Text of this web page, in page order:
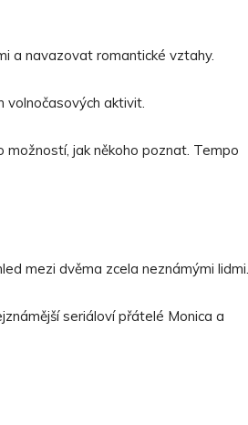
a navazovat romantické vztahy.
volnočasových aktivit.
možností, jak někoho poznat. Tempo
mezi dvěma zcela neznámými lidmi.
seriáloví přátelé Monica a